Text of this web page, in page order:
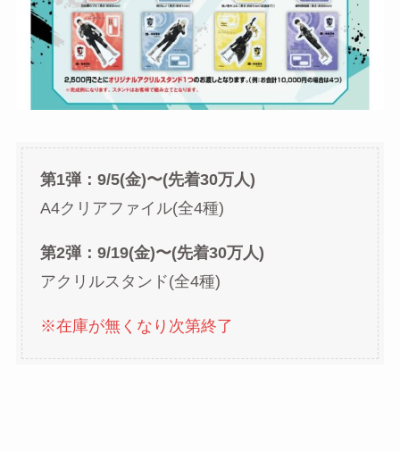
第1弾：9/5(金)〜(先着30万人)
A4クリアファイル(全4種)
第2弾：9/19(金)〜(先着30万人)
アクリルスタンド(全4種)
※在庫が無くなり次第終了